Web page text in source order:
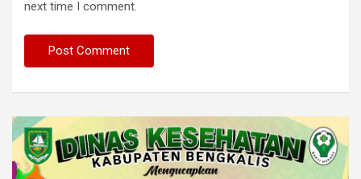
next time I comment.